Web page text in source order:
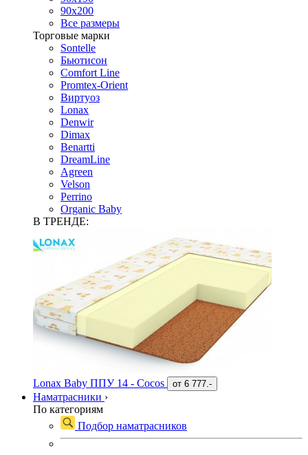
90х200
Все размеры
Торговые марки
Sontelle
Бьютисон
Comfort Line
Promtex-Orient
Виртуоз
Lonax
Denwir
Dimax
Benartti
DreamLine
Agreen
Velson
Perrino
Organic Baby
В ТРЕНДЕ:
Lonax Baby ППУ 14 - Cocos от 6 777.-
Наматрасники ›
По категориям
Подбор наматрасников